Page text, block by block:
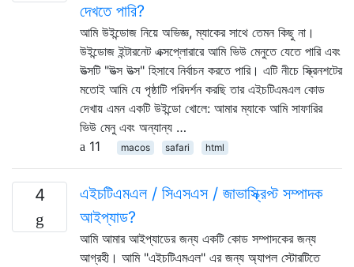
দেখতে পারি?
আমি উইন্ডোজ নিয়ে অভিজ্ঞ, ম্যাকের সাথে তেমন কিছু না।
উইন্ডোজ ইন্টারনেট এক্সপ্লোরারে আমি ভিউ মেনুতে যেতে পারি এবং
উত্সটি "উত্স উত্স" হিসাবে নির্বাচন করতে পারি। এটি নীচে স্ক্রিনশটের
মতোই আমি যে পৃষ্ঠাটি পরিদর্শন করছি তার এইচটিএমএল কোড
দেখায় এমন একটি উইন্ডো খোলে: আমার ম্যাকে আমি সাফারির
ভিউ মেনু এবং অন্যান্য …
11
macos safari html
4
এইচটিএমএল / সিএসএস / জাভাস্ক্রিপ্ট সম্পাদক
আইপ্যাড?
আমি আমার আইপ্যাডের জন্য একটি কোড সম্পাদকের জন্য
আগ্রহী। আমি "এইচটিএমএল" এর জন্য অ্যাপল স্টোরটিতে